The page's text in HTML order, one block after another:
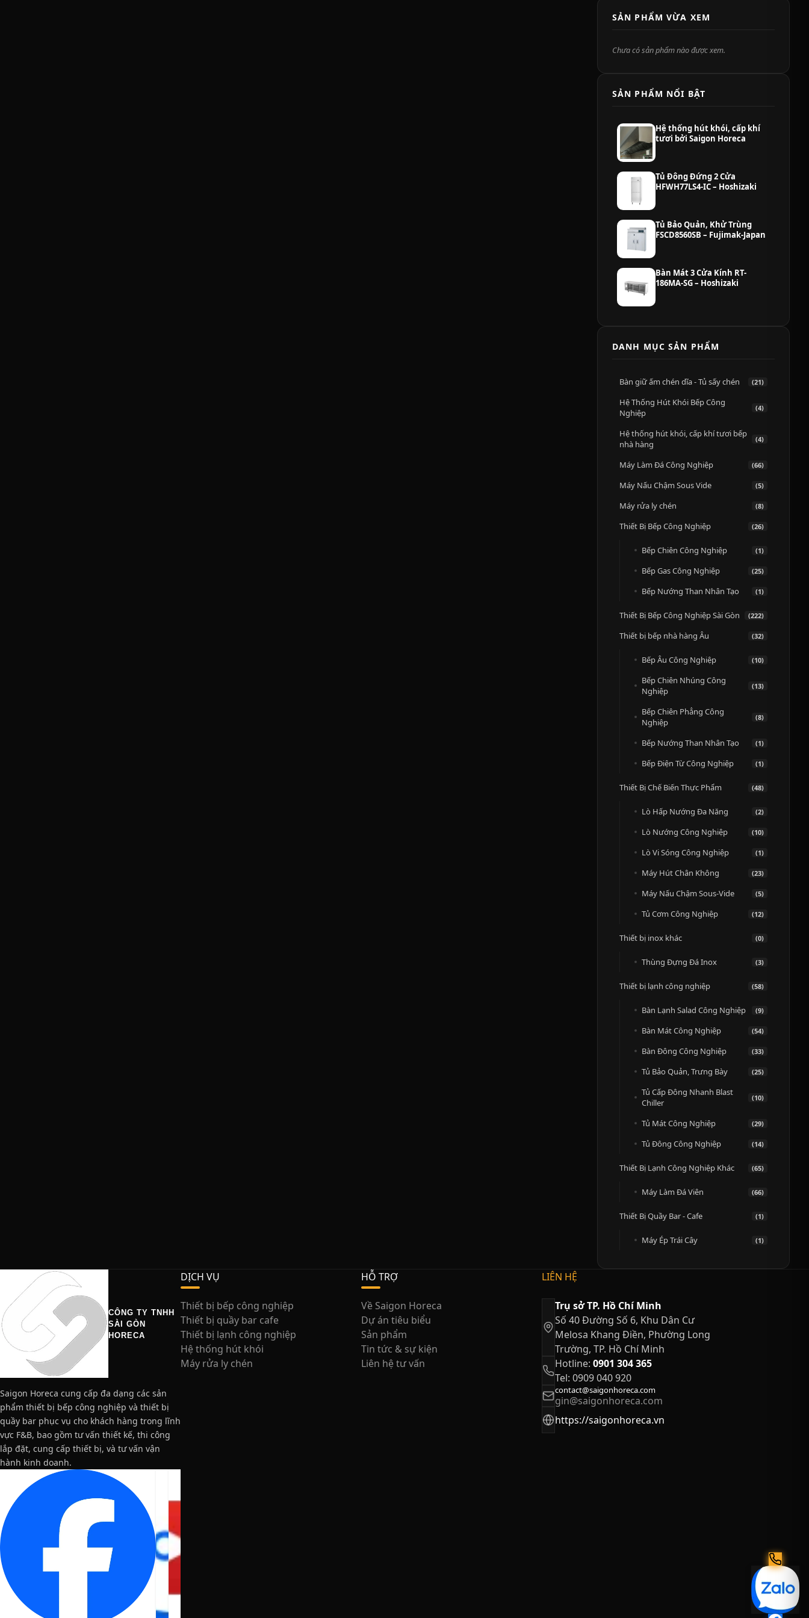
SẢN PHẨM VỪA XEM
Chưa có sản phẩm nào được xem.
SẢN PHẨM NỔI BẬT
Hệ thống hút khói, cấp khí
tươi bởi Saigon Horeca
Tủ Đông Đứng 2 Cửa
HFWH77LS4-IC – Hoshizaki
Tủ Bảo Quản, Khử Trùng
FSCD8560SB – Fujimak-Japan
Bàn Mát 3 Cửa Kính RT-
186MA-SG – Hoshizaki
DANH MỤC SẢN PHẨM
Bàn giữ ấm chén dĩa - Tủ sấy chén (21)
Hệ Thống Hút Khói Bếp Công
Nghiệp
(4)
Hệ thống hút khói, cấp khí tươi bếp
nhà hàng
(4)
Máy Làm Đá Công Nghiệp (66)
Máy Nấu Chậm Sous Vide (5)
Máy rửa ly chén (8)
Thiết Bị Bếp Công Nghiệp (26)
Bếp Chiên Công Nghiệp (1)
Bếp Gas Công Nghiệp (25)
Bếp Nướng Than Nhân Tạo (1)
Thiết Bị Bếp Công Nghiệp Sài Gòn (222)
Thiết bị bếp nhà hàng Âu (32)
Bếp Âu Công Nghiệp (10)
Bếp Chiên Nhúng Công
Nghiệp
(13)
Bếp Chiên Phẳng Công
Nghiệp
(8)
Bếp Nướng Than Nhân Tạo (1)
Bếp Điện Từ Công Nghiệp (1)
Thiết Bị Chế Biến Thực Phẩm (48)
Lò Hấp Nướng Đa Năng (2)
Lò Nướng Công Nghiệp (10)
Lò Vi Sóng Công Nghiệp (1)
Máy Hút Chân Không (23)
Máy Nấu Chậm Sous-Vide (5)
Tủ Cơm Công Nghiệp (12)
Thiết bị inox khác (0)
Thùng Đựng Đá Inox (3)
Thiết bị lạnh công nghiệp (58)
Bàn Lạnh Salad Công Nghiệp (9)
Bàn Mát Công Nghiệp (54)
Bàn Đông Công Nghiệp (33)
Tủ Bảo Quản, Trưng Bày (25)
Tủ Cấp Đông Nhanh Blast
Chiller
(10)
Tủ Mát Công Nghiệp (29)
Tủ Đông Công Nghiệp (14)
Thiết Bị Lạnh Công Nghiệp Khác (65)
Máy Làm Đá Viên (66)
Thiết Bị Quầy Bar - Cafe (1)
Máy Ép Trái Cây (1)
CÔNG TY TNHH
SÀI GÒN
HORECA
Saigon Horeca cung cấp đa dạng các sản
phẩm thiết bị bếp công nghiệp và thiết bị
quầy bar phục vụ cho khách hàng trong lĩnh
vực F&B, bao gồm tư vấn thiết kế, thi công
lắp đặt, cung cấp thiết bị, và tư vấn vận
hành kinh doanh.
DỊCH VỤ
Thiết bị bếp công nghiệp
Thiết bị quầy bar cafe
Thiết bị lạnh công nghiệp
Hệ thống hút khói
Máy rửa ly chén
HỖ TRỢ
Về Saigon Horeca
Dự án tiêu biểu
Sản phẩm
Tin tức & sự kiện
Liên hệ tư vấn
LIÊN HỆ
Trụ sở TP. Hồ Chí Minh
Số 40 Đường Số 6, Khu Dân Cư
Melosa Khang Điền, Phường Long
Trường, TP. Hồ Chí Minh
Hotline: 0901 304 365
Tel: 0909 040 920
contact@saigonhoreca.com
gin@saigonhoreca.com
https://saigonhoreca.vn